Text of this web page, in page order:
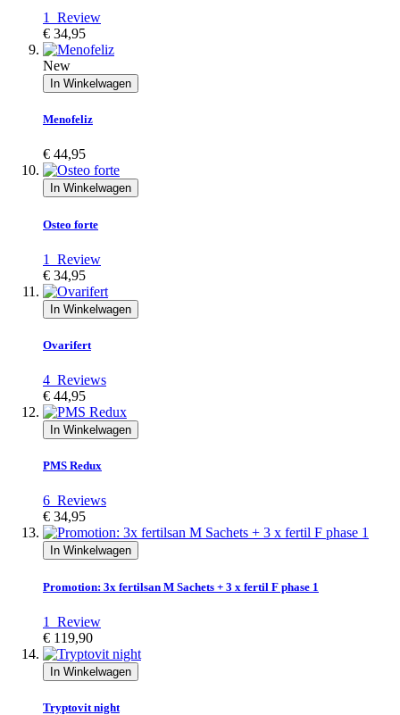
1 Review
€ 34,95
New
In Winkelwagen
Menofeliz
€ 44,95
In Winkelwagen
Osteo forte
1 Review
€ 34,95
In Winkelwagen
Ovarifert
4 Reviews
€ 44,95
In Winkelwagen
PMS Redux
6 Reviews
€ 34,95
In Winkelwagen
Promotion: 3x fertilsan M Sachets + 3 x fertil F phase 1
1 Review
€ 119,90
In Winkelwagen
Tryptovit night